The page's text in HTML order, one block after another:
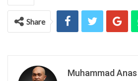
Share
Muhammad Anas